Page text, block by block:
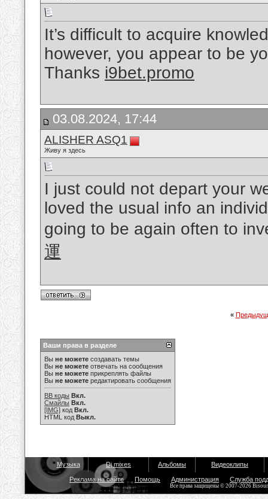
It’s difficult to acquire
however, you appear to be
Thanks i9bet.promo
03.08.2024, 17:44
ALISHER ASQ1
Живу я здесь
I just could not depart your
loved the usual info an
going to be again often to
運
«
Ваши права в разделе
Вы не можете создавать темы
Вы не можете отвечать на сообщения
Вы не можете прикреплять файлы
Вы не можете редактировать сообщения
BB коды Вкл.
Смайлы Вкл.
[IMG] код Вкл.
HTML код Выкл.
Музыка Dj mixes Альбомы Видеоклипы
Реклама на сайте Помощь Администрация Служба
Все права защищены © 2007-2026